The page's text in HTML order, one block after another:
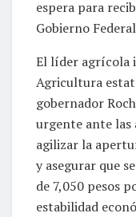
espera para
Gobierno
El líder agrícola
Agricultura
gobernador
urgente ante las
agilizar la
y asegurar que
de 7,050 pesos
estabilidad